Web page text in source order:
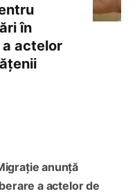
în
actelor
anunță
a actelor de